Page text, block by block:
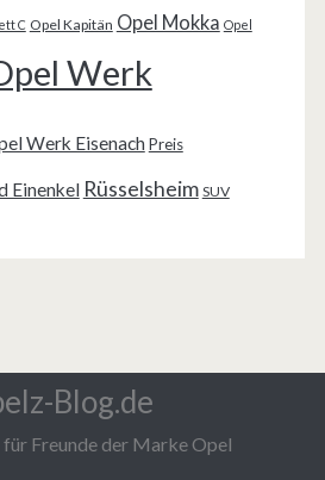
C Opel Kapitän Opel Mokka Opel
Werk
Werk Eisenach Preis
Einenkel Rüsselsheim SUV
Blog.de
für Freunde der Marke Opel